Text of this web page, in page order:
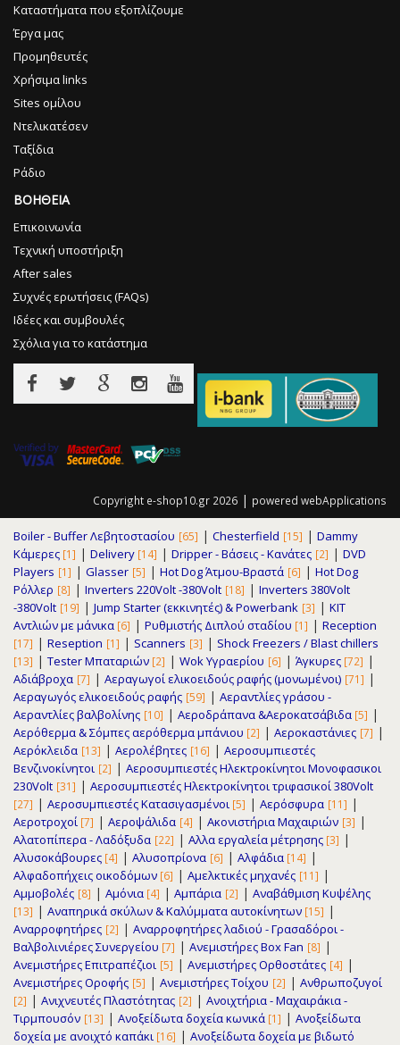
Καταστήματα που εξοπλίζουμε
Έργα μας
Προμηθευτές
Χρήσιμα links
Sites ομίλου
Ντελικατέσεν
Ταξίδια
Ράδιο
ΒΟΗΘΕΙΑ
Επικοινωνία
Τεχνική υποστήριξη
After sales
Συχνές ερωτήσεις (FAQs)
Ιδέες και συμβουλές
Σχόλια για το κατάστημα
Copyright e-shop10.gr 2026 | powered webApplications
Boiler - Buffer Λεβητοστασίου [65] | Chesterfield [15] | Dammy
Κάμερες [1] | Delivery [14] | Dripper - Βάσεις - Κανάτες [2] | DVD
Players [1] | Glasser [5] | Hot Dog Άτμου-Βραστά [6] | Hot Dog
Ρόλλερ [8] | Inverters 220Volt -380Volt [18] | Inverters 380Volt
-380Volt [19] | Jump Starter (εκκινητές) & Powerbank [3] | KIT
Αντλιών με μάνικα [6] | Pυθμιστής Διπλού σταδίου [1] | Reception
[17] | Reseption [1] | Scanners [3] | Shock Freezers / Blast chillers
[13] | Tester Μπαταριών [2] | Wok Υγραερίου [6] | Άγκυρες [72] |
Αδιάβροχα [7] | Αεραγωγοί ελικοειδούς ραφής (μονωμένοι) [71] |
Αεραγωγός ελικοειδούς ραφής [59] | Αεραντλίες γράσου -
Αεραντλίες βαλβολίνης [10] | Αεροδράπανα &Αεροκατσάβιδα [5] |
Αερόθερμα & Σόμπες αερόθερμα μπάνιου [2] | Αεροκαστάνιες [7] |
Αερόκλειδα [13] | Αερολέβητες [16] | Αεροσυμπιεστές
Βενζινοκίνητοι [2] | Αεροσυμπιεστές Ηλεκτροκίνητοι Μονοφασικοι
230Volt [31] | Αεροσυμπιεστές Ηλεκτροκίνητοι τριφασικοί 380Volt
[27] | Αεροσυμπιεστές Κατασιγασμένοι [5] | Αερόσφυρα [11] |
Αεροτροχοί [7] | Αεροψάλιδα [4] | Ακονιστήρια Μαχαιριών [3] |
Αλατοπίπερα - Λαδόξυδα [22] | Αλλα εργαλεία μέτρησης [3] |
Αλυσοκάβουρες [4] | Αλυσοπρίονα [6] | Αλφάδια [14] |
Αλφαδοπήχεις οικοδόμων [6] | Αμελκτικές μηχανές [11] |
Αμμοβολές [8] | Αμόνια [4] | Αμπάρια [2] | Αναβάθμιση Κυψέλης
[13] | Αναπηρικά σκύλων & Καλύμματα αυτοκίνητων [15] |
Αναρροφητήρες [2] | Αναρροφητήρες λαδιού - Γρασαδόροι -
Βαλβολινιέρες Συνεργείου [7] | Ανεμιστήρες Box Fan [8] |
Ανεμιστήρες Επιτραπέζιοι [5] | Ανεμιστήρες Ορθοστάτες [4] |
Ανεμιστήρες Οροφής [5] | Ανεμιστήρες Τοίχου [2] | Ανθρωποζυγοί
[2] | Ανιχνευτές Πλαστότητας [2] | Ανοιχτήρια - Μαχαιράκια -
Τιρμπουσόν [13] | Ανοξείδωτα δοχεία κωνικά [1] | Ανοξείδωτα
δοχεία με ανοιχτό καπάκι [16] | Ανοξείδωτα δοχεία με βιδωτό